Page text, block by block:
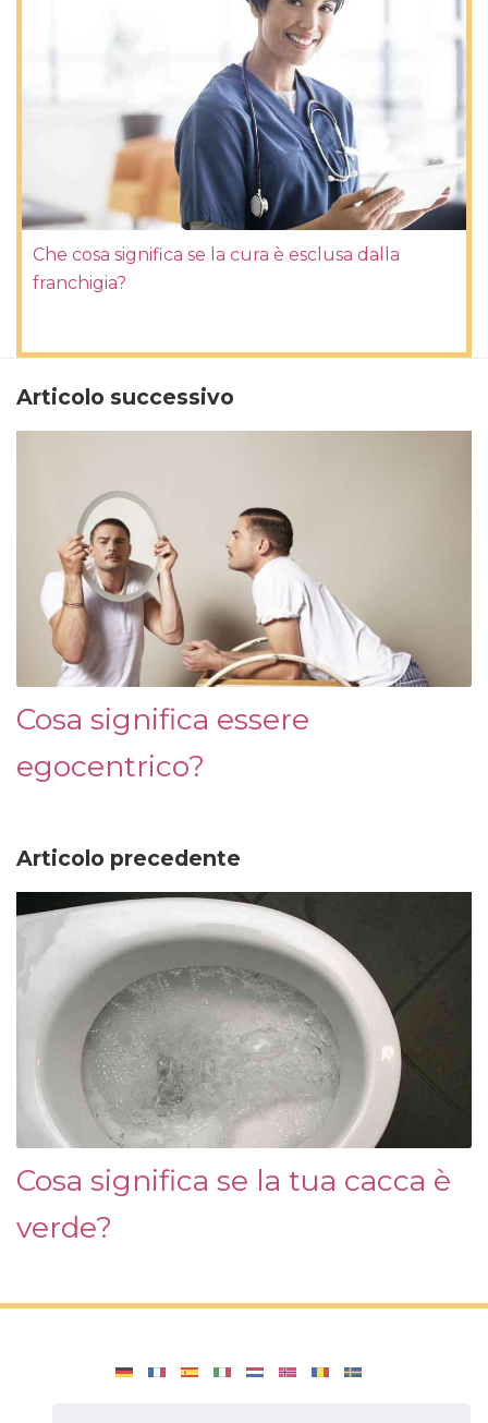
Che cosa significa se la cura è esclusa dalla
franchigia?
Articolo successivo
Cosa significa essere
egocentrico?
Articolo precedente
Cosa significa se la tua cacca è
verde?